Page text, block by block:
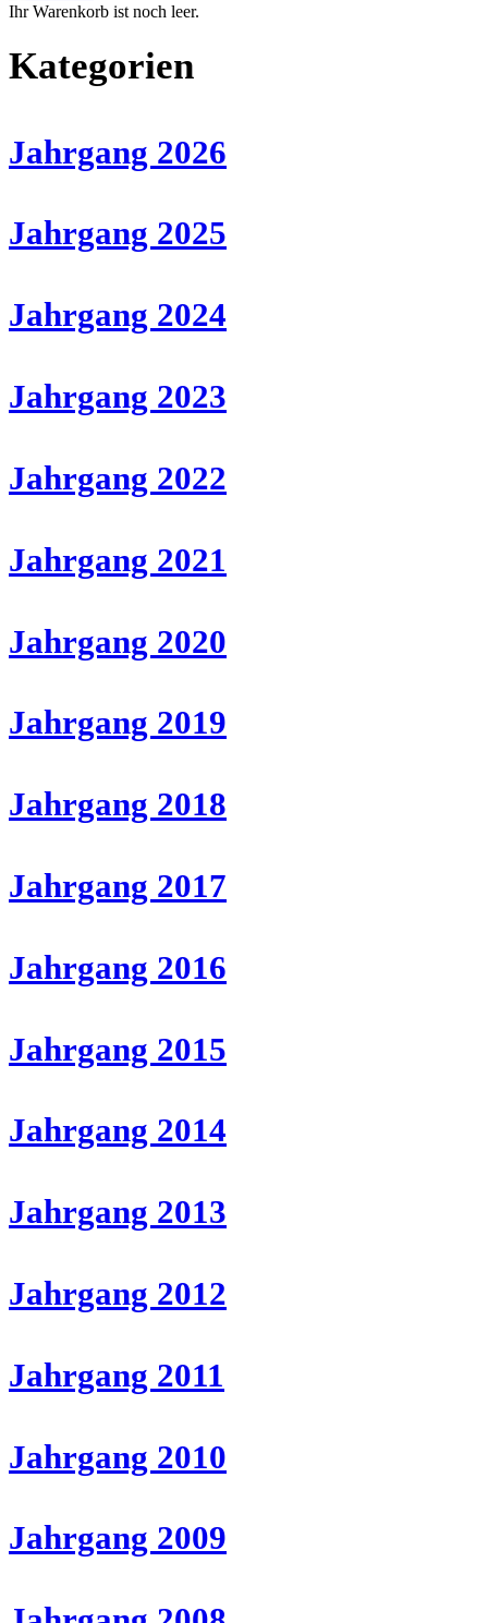
Ihr Warenkorb ist noch leer.
Kategorien
Jahrgang 2026
Jahrgang 2025
Jahrgang 2024
Jahrgang 2023
Jahrgang 2022
Jahrgang 2021
Jahrgang 2020
Jahrgang 2019
Jahrgang 2018
Jahrgang 2017
Jahrgang 2016
Jahrgang 2015
Jahrgang 2014
Jahrgang 2013
Jahrgang 2012
Jahrgang 2011
Jahrgang 2010
Jahrgang 2009